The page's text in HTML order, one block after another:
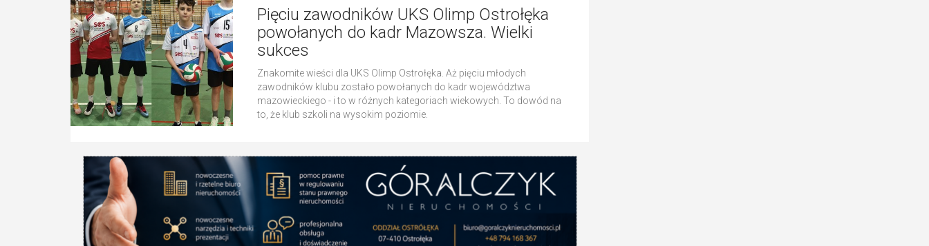
Pięciu zawodników UKS Olimp Ostrołęka
powołanych do kadr Mazowsza. Wielki
sukces
Znakomite wieści dla UKS Olimp Ostrołęka. Aż pięciu młodych
zawodników klubu zostało powołanych do kadr województwa
mazowieckiego - i to w różnych kategoriach wiekowych. To dowód na
to, że klub szkoli na wysokim poziomie.